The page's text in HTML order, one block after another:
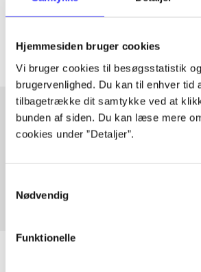
Hjemmesiden bruger cookies
Vi bruger cookies til besøgsstatistik
brugervenlighed. Du kan til enhver tid
tilbagetrække dit samtykke ved at
bunden af siden. Du kan læse mere
cookies under ”Detaljer”.
Nødvendig
Funktionelle
Artikler med samme emner